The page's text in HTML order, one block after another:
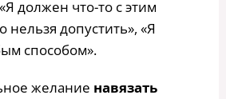
должен что-то с этим
нельзя допустить», «Я
способом».
желание навязать